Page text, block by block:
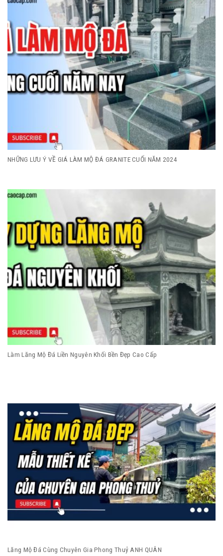
NHỮNG LƯU Ý VỀ GIÁ LÀM MỘ ĐÁ GRANITE CUỐI NĂM 2024
Làm Lăng Mộ Đá Liền Nguyên Khối Bền Đẹp Cao Cấp
Lăng Mộ Đá Cùng Chuyên Gia Phong Thuỷ ANH QUÂN